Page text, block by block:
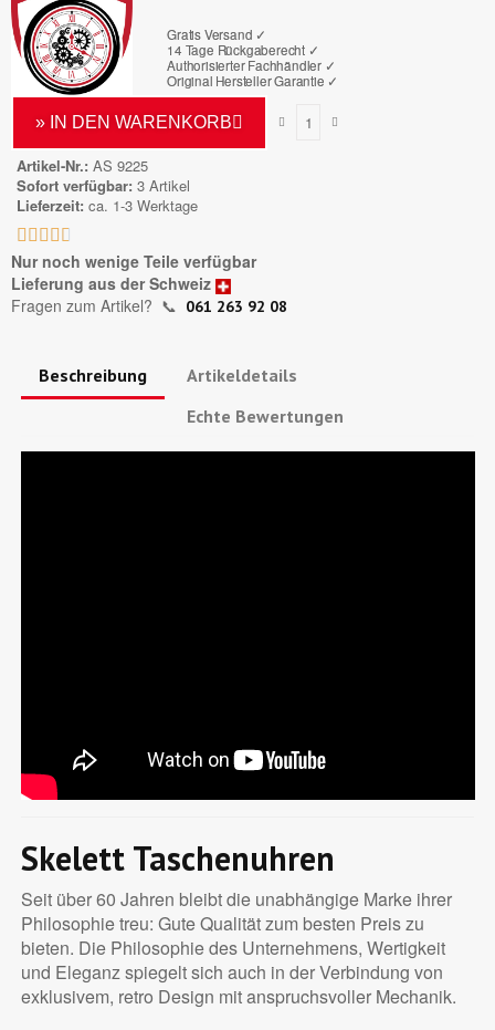
Gratis Versand ✓
14 Tage Rückgaberecht ✓
Authorisierter Fachhändler ✓
Original Hersteller Garantie ✓
» IN DEN WARENKORB
Artikel-Nr. AS 9225
Sofort verfügbar 3 Artikel
Lieferzeit ca. 1-3 Werktage
    
Nur noch wenige Teile verfügbar
Lieferung aus der Schweiz
Fragen zum Artikel? 📞 061 263 92 08
Beschreibung
Artikeldetails
Echte Bewertungen
Skelett Taschenuhren
Seit über 60 Jahren bleibt die unabhängige Marke ihrer
Philosophie treu: Gute Qualität zum besten Preis zu
bieten. Die Philosophie des Unternehmens, Wertigkeit
und Eleganz spiegelt sich auch in der Verbindung von
exklusivem, retro Design mit anspruchsvoller Mechanik.